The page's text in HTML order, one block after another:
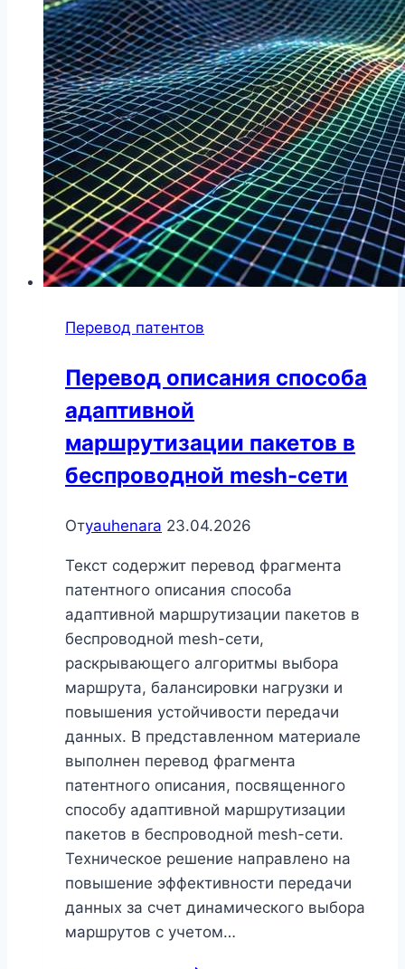
систему
биометрической
аутентификации
с
анализом
микродвижений
лица
Перевод патентов
Перевод описания способа
адаптивной
маршрутизации пакетов в
беспроводной mesh-сети
Отyauhenara 23.04.2026
Текст содержит перевод фрагмента
патентного описания способа
адаптивной маршрутизации пакетов в
беспроводной mesh-сети,
раскрывающего алгоритмы выбора
маршрута, балансировки нагрузки и
повышения устойчивости передачи
данных. В представленном материале
выполнен перевод фрагмента
патентного описания, посвященного
способу адаптивной маршрутизации
пакетов в беспроводной mesh-сети.
Техническое решение направлено на
повышение эффективности передачи
данных за счет динамического выбора
маршрутов с учетом…